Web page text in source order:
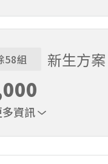
帽、練習衣各1件 & 追
58組 新生方
資訊